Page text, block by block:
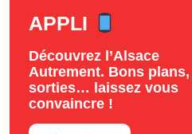
APPLI
Découvrez l’Alsace
Autrement. Bons plans,
sorties… laissez vous
convaincre !